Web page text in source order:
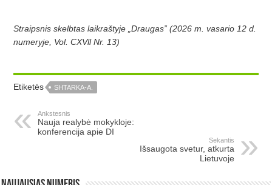
Straipsnis skelbtas laikraštyje „Draugas” (2026 m. vasario 12 d.
numeryje, Vol. CXVll Nr. 13)
Etiketės SHTARKA-A.
Ankstesnis
Nauja realybė mokykloje:
konferencija apie DI
Sekantis
Išsaugota svetur, atkurta
Lietuvoje